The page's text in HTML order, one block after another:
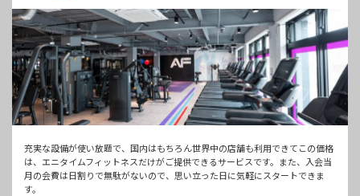
充実な設備が使い放題で、国内はもちろん世界中の店舗も利用できてこの価格
は、エニタイムフィットネスだけがご提供できるサービスです。また、入会当
月の会費は日割りで無駄がないので、思い立った日に気軽にスタートできま
す。